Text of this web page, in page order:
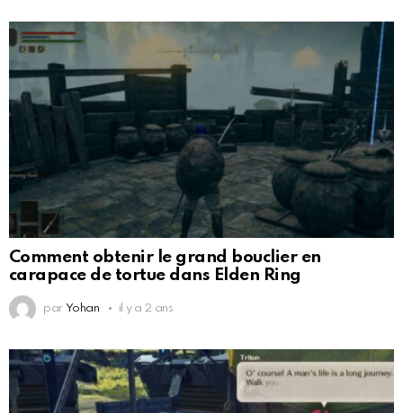
Comment obtenir le grand bouclier en
carapace de tortue dans Elden Ring
par Yohan il y a 2 ans